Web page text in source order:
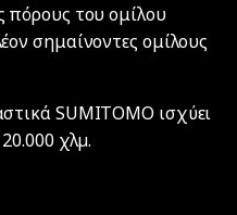
πόρους του ομίλου
σημαίνοντες ομίλους
SUMITOMO ισχύει
χλµ.